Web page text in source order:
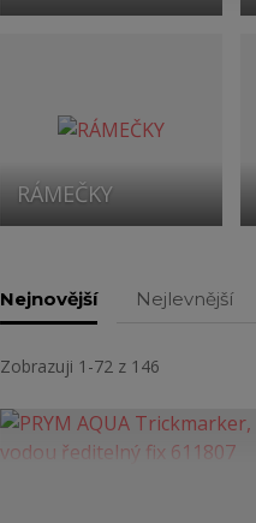
RÁMEČKY
Nejnovější Nejlevnější
Zobrazuji 1-72 z 146